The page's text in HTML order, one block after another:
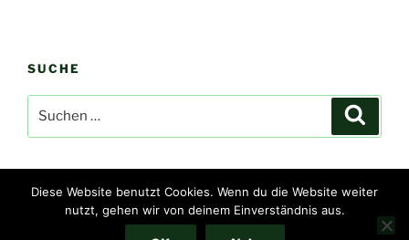
SUCHE
nach:
Impressum & Datenschutzerklärung
Stolz präsentiert von
Diese Website benutzt Cookies. Wenn du die Website weiter
nutzt, gehen wir von deinem Einverständnis aus.